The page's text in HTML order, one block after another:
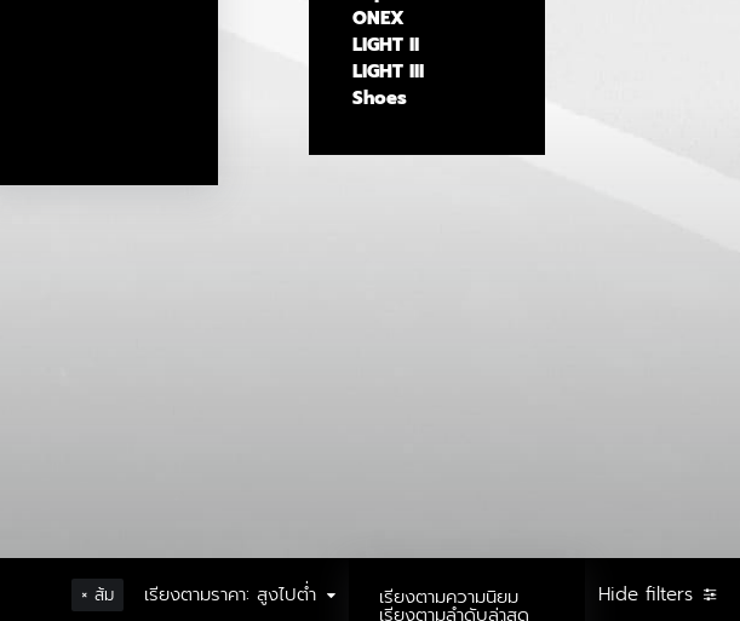
ONEX
LIGHT II
LIGHT III
Shoes
Hide filters
เรียงตามราคา: สูงไปต่ำ เรียงตามความนิยม
เรียงตามลำดับล่าสุด
ส้ม